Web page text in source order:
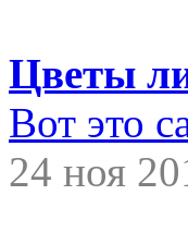
Цветы
Вот это
24 ноя